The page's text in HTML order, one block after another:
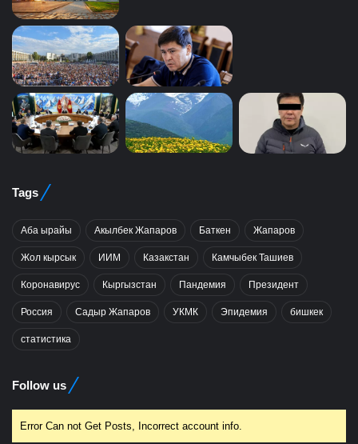
Tags
Аба ырайы Акылбек Жапаров Баткен Жапаров
Жол кырсык ИИМ Казакстан Камчыбек Ташиев
Коронавирус Кыргызстан Пандемия Президент
Россия Садыр Жапаров УКМК Эпидемия бишкек
статистика
Follow us
Error Can not Get Posts, Incorrect account info.